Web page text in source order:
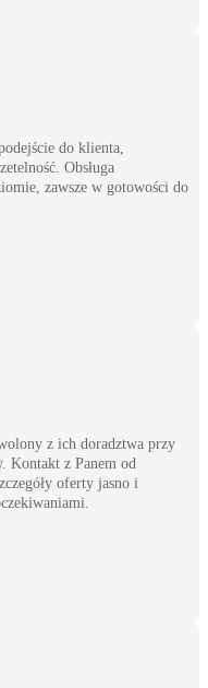
do klienta,
Obsługa
zawsze w gotowości do
z ich doradztwa przy
Kontakt z Panem od
oferty jasno i